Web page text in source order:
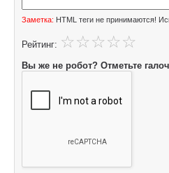
Заметка: HTML теги не принимаются!
Рейтинг:
Вы же не робот? Отметьте